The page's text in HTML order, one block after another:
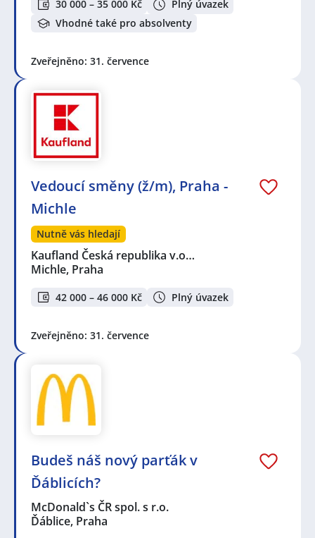
30 000 – 35 000 Kč
Plný úvazek
Vhodné také pro absolventy
Zveřejněno: 31. července
Vedoucí směny (ž/m), Praha -
Michle
Nutně vás hledají
Kaufland Česká republika v.o…
Michle, Praha
42 000 – 46 000 Kč Plný úvazek
Zveřejněno: 31. července
Budeš náš nový parťák v
Ďáblicích?
McDonald`s ČR spol. s r.o.
Ďáblice, Praha